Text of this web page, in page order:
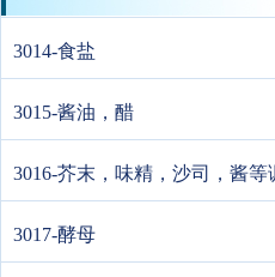
3014-食盐
3015-酱油，醋
3016-芥末，味精，沙司，酱等
3017-酵母